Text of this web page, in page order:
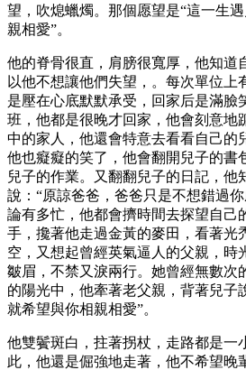
望，吹熄蠟燭。那個愿望是“這一生
親相愛”。
他的脊骨很直，肩膀很寬厚，他知道
以他不想讓他們失望，。每次單位上
是壓在心底默默承受，回家后是滿臉
班，他都是很晚才回家，他會刻意地
中的家人，他還會特意去看看自己的
他也癡癡的笑了，他會翻開兒子的書
兒子的作業。又翻翻兒子的日記，他
說：“原諒爸爸，爸爸只是不想錯過
論有多忙，他都會擠時間去探望自己
手，攙著他走過金黃的麥田，看著光
空，又想起曾經英氣逼人的父親，時
皺眉，不禁又淚兩行。她曾經無數次
的陽光中，他牽著老父親，背著兒子
就希望與你相親相愛”。
他雙鬢斑白，拄著拐杖，走路都是一
此，他還是倔強地走著，他不希望晚